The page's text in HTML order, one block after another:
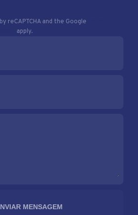
reCAPTCHA and the Google
apply.